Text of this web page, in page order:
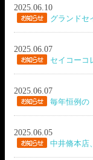
2025.06.10
グランドセ
2025.06.07
セイコーコ
2025.06.07
毎年恒例の
2025.06.05
中井脩本店